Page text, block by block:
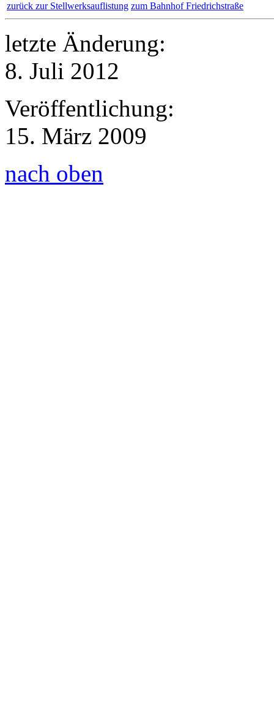
zurück zur Stellwerksauflistung zum Bahnhof Friedrichstraße
letzte Änderung:
8. Juli 2012
Veröffentlichung:
15. März 2009
nach oben